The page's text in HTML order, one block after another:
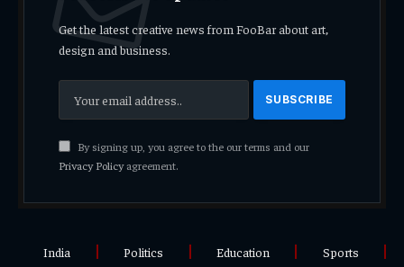
Get the latest creative news from FooBar about art,
design and business.
By signing up, you agree to the our terms and our
Privacy Policyagreement.
India Politics Education Sports